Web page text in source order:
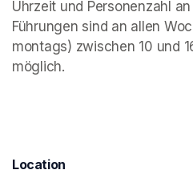
Uhrzeit und Personenzahl
Führungen sind an allen
montags) zwischen 10 und
möglich.
Location